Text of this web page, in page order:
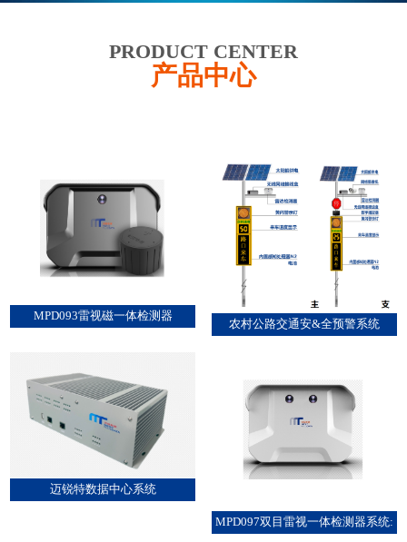
PRODUCT CENTER
产品中心
MPD093雷视磁一体检测器
农村公路交通安&全预警系统
迈锐特数据中心系统
MPD097双目雷视一体检测器系统: